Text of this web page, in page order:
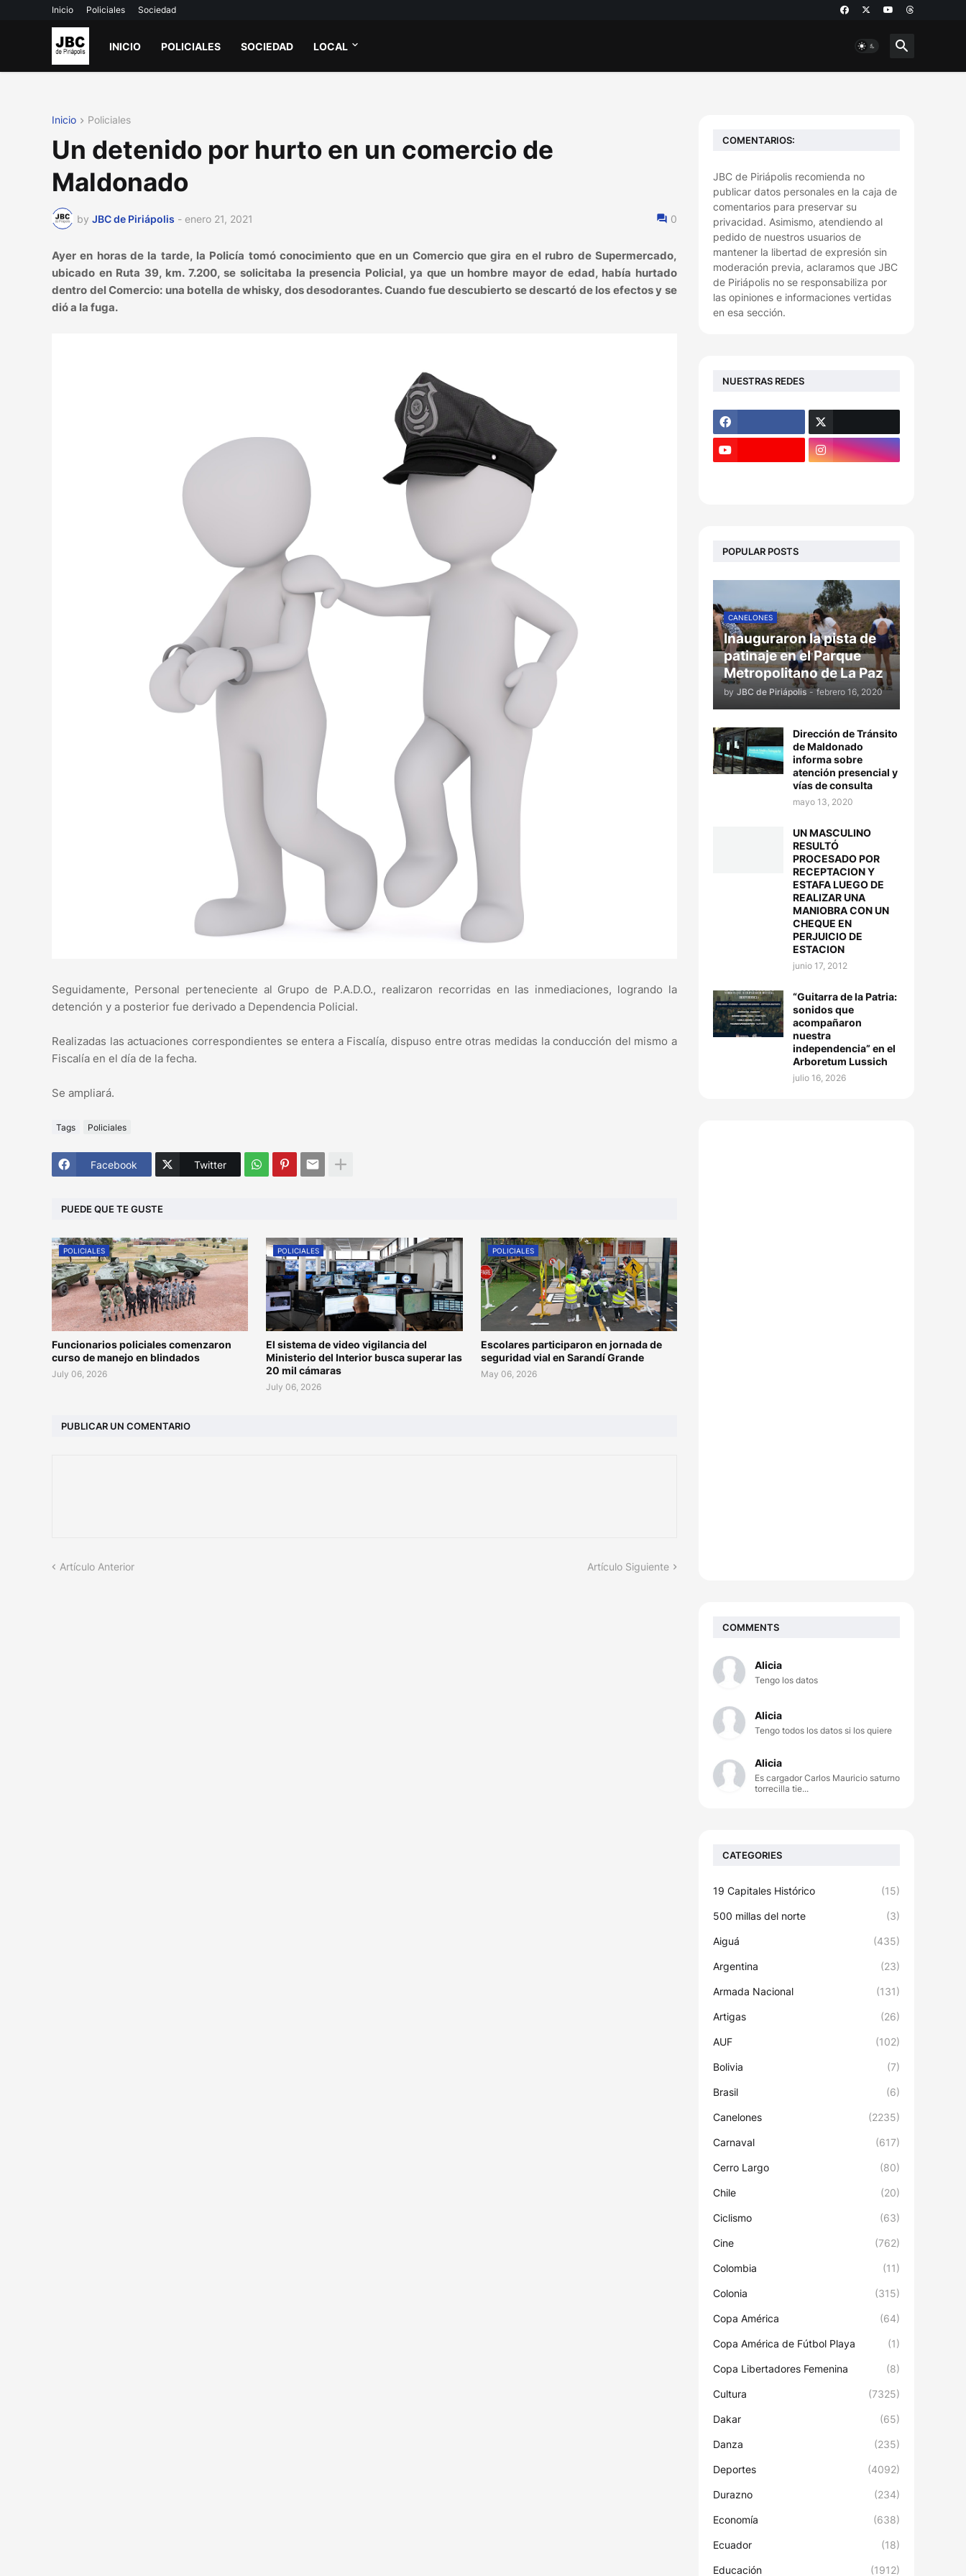
Inicio Policiales Sociedad
INICIO POLICIALES SOCIEDAD LOCAL
Inicio Policiales
Un detenido por hurto en un comercio de
Maldonado
by JBC de Piriápolis - enero 21, 2021 0
Ayer en horas de la tarde, la Policía tomó conocimiento que en un Comercio que gira en el rubro de Supermercado,
ubicado en Ruta 39, km. 7.200, se solicitaba la presencia Policial, ya que un hombre mayor de edad, había hurtado
dentro del Comercio: una botella de whisky, dos desodorantes. Cuando fue descubierto se descartó de los efectos y se
dió a la fuga.
Seguidamente, Personal perteneciente al Grupo de P.A.D.O., realizaron recorridas en las inmediaciones, logrando la
detención y a posterior fue derivado a Dependencia Policial.
Realizadas las actuaciones correspondientes se entera a Fiscalía, dispuso entre otras medidas la conducción del mismo a
Fiscalía en el día de la fecha.
Se ampliará.
Tags Policiales
Facebook Twitter
PUEDE QUE TE GUSTE
POLICIALES
Funcionarios policiales comenzaron
curso de manejo en blindados
July 06, 2026
POLICIALES
El sistema de video vigilancia del
Ministerio del Interior busca superar las
20 mil cámaras
July 06, 2026
POLICIALES
Escolares participaron en jornada de
seguridad vial en Sarandí Grande
May 06, 2026
PUBLICAR UN COMENTARIO
Artículo Anterior Artículo Siguiente
COMENTARIOS:
JBC de Piriápolis recomienda no
publicar datos personales en la caja de
comentarios para preservar su
privacidad. Asimismo, atendiendo al
pedido de nuestros usuarios de
mantener la libertad de expresión sin
moderación previa, aclaramos que JBC
de Piriápolis no se responsabiliza por
las opiniones e informaciones vertidas
en esa sección.
NUESTRAS REDES
POPULAR POSTS
CANELONES
Inauguraron la pista de
patinaje en el Parque
Metropolitano de La Paz
by JBC de Piriápolis - febrero 16, 2020
Dirección de Tránsito
de Maldonado
informa sobre
atención presencial y
vías de consulta
mayo 13, 2020
UN MASCULINO
RESULTÓ
PROCESADO POR
RECEPTACION Y
ESTAFA LUEGO DE
REALIZAR UNA
MANIOBRA CON UN
CHEQUE EN
PERJUICIO DE
ESTACION
junio 17, 2012
“Guitarra de la Patria:
sonidos que
acompañaron
nuestra
independencia” en el
Arboretum Lussich
julio 16, 2026
COMMENTS
Alicia
Tengo los datos
Alicia
Tengo todos los datos si los quiere
Alicia
Es cargador Carlos Mauricio saturno
torrecilla tie...
CATEGORIES
19 Capitales Histórico (15)
500 millas del norte (3)
Aiguá (435)
Argentina (23)
Armada Nacional (131)
Artigas (26)
AUF (102)
Bolivia (7)
Brasil (6)
Canelones (2235)
Carnaval (617)
Cerro Largo (80)
Chile (20)
Ciclismo (63)
Cine (762)
Colombia (11)
Colonia (315)
Copa América (64)
Copa América de Fútbol Playa (1)
Copa Libertadores Femenina (8)
Cultura (7325)
Dakar (65)
Danza (235)
Deportes (4092)
Durazno (234)
Economía (638)
Ecuador (18)
Educación (1912)